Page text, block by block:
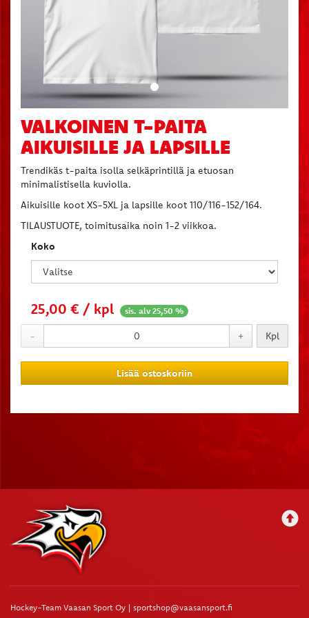
VALKOINEN T-PAITA
AIKUISILLE JA LAPSILLE
Trendikäs t-paita isolla selkäprintillä ja etuosan
minimalistisella kuviolla.
Aikuisille koot XS-5XL ja lapsille koot 110/116-152/164.
TILAUSTUOTE, toimitusaika noin 1-2 viikkoa.
Koko
25,00 € / kpl sis. alv 25,50 %
- + Kpl
Lisää ostoskoriin
Hockey-Team Vaasan Sport Oy | sportshop@vaasansport.fi